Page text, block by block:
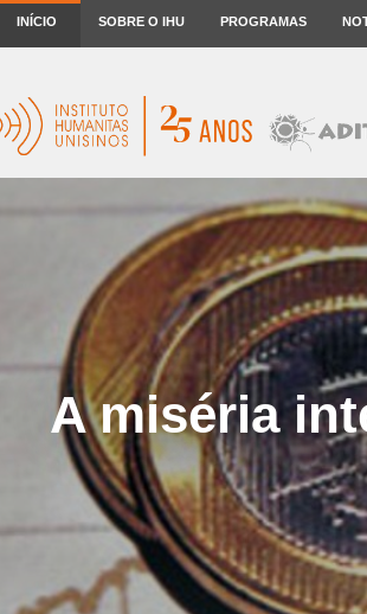
INÍCIO SOBRE O IHU PROGRAMAS
A miséria